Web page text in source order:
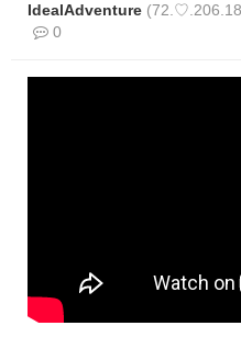
IdealAdventure
0